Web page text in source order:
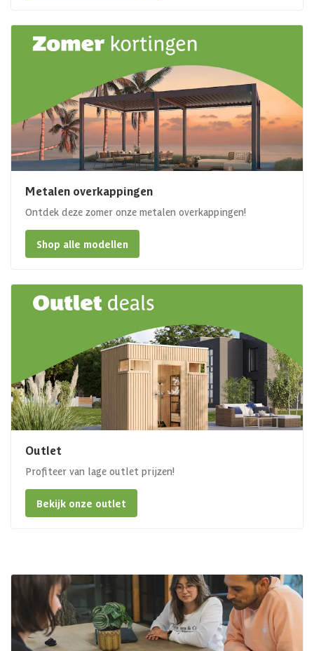
Metalen overkappingen
Ontdek deze zomer onze metalen overkappingen!
Shop alle modellen
Outlet
Profiteer van lage outlet prijzen!
Bekijk onze outlet